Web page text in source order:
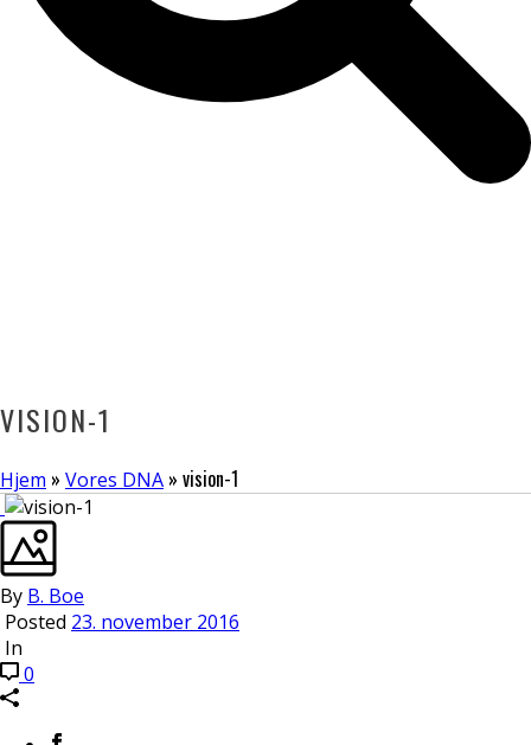
VISION-1
Hjem » Vores DNA » vision-1
By B. Boe
Posted 23. november 2016
In
0